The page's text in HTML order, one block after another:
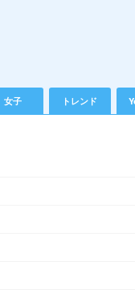
女子 トレンド